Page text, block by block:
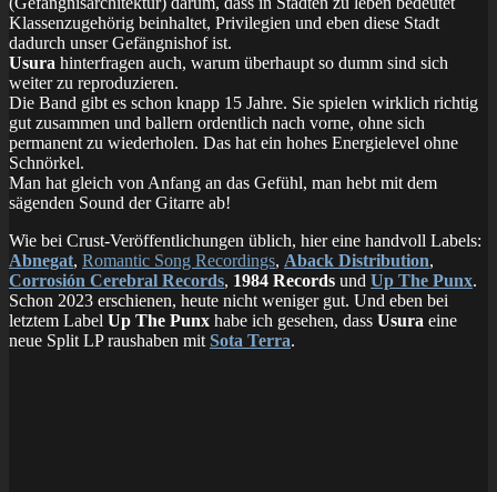
Klassenzugehörig beinhaltet, Privilegien und eben diese Stadt
dadurch unser Gefängnishof ist.
Usura hinterfragen auch, warum überhaupt so dumm sind sich
weiter zu reproduzieren.
Die Band gibt es schon knapp 15 Jahre. Sie spielen wirklich richtig
gut zusammen und ballern ordentlich nach vorne, ohne sich
permanent zu wiederholen. Das hat ein hohes Energielevel ohne
Schnörkel.
Man hat gleich von Anfang an das Gefühl, man hebt mit dem
sägenden Sound der Gitarre ab!
Wie bei Crust-Veröffentlichungen üblich, hier eine handvoll Labels:
Abnegat, Romantic Song Recordings, Aback Distribution,
Corrosión Cerebral Records, 1984 Records und Up The Punx.
Schon 2023 erschienen, heute nicht weniger gut. Und eben bei
letztem Label Up The Punx habe ich gesehen, dass Usura eine
neue Split LP raushaben mit Sota Terra.